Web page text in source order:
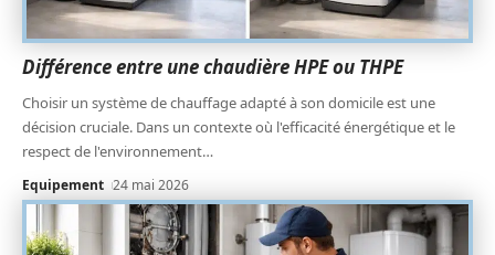
Différence entre une chaudière HPE ou THPE
Choisir un système de chauffage adapté à son domicile est une
décision cruciale. Dans un contexte où l'efficacité énergétique et le
respect de l'environnement…
Equipement 24 mai 2026